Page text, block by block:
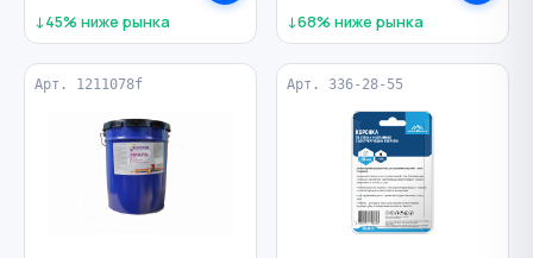
↓45% ниже рынка ↓68% ниже рынка
Арт. 1211078f Арт. 336-28-55